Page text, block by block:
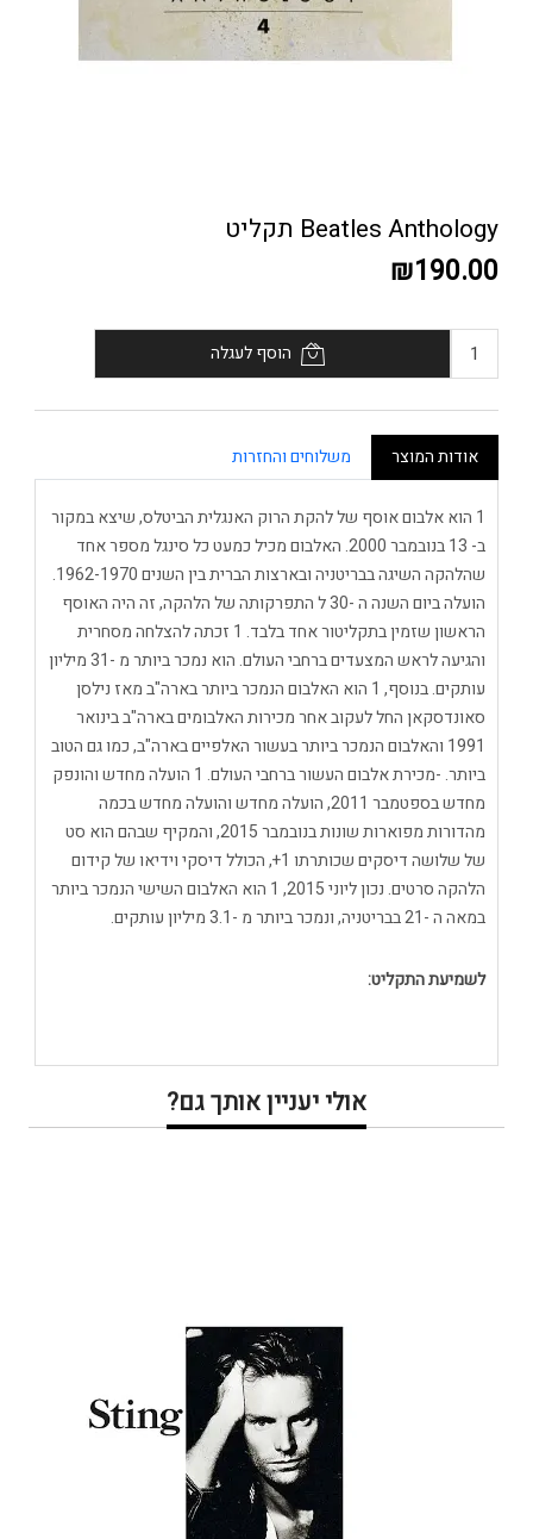
Beatles Anthology תקליט
₪190.00
הוסף לעגלה
אודות המוצר משלוחים והחזרות
1 הוא אלבום אוסף של להקת הרוק האנגלית הביטלס, שיצא במקור
ב- 13 בנובמבר 2000. האלבום מכיל כמעט כל סינגל מספר אחד
שהלהקה השיגה בבריטניה ובארצות הברית בין השנים 1962-1970.
הועלה ביום השנה ה -30 ל התפרקותה של הלהקה, זה היה האוסף
הראשון שזמין בתקליטור אחד בלבד. 1 זכתה להצלחה מסחרית
והגיעה לראש המצעדים ברחבי העולם. הוא נמכר ביותר מ -31 מיליון
עותקים. בנוסף, 1 הוא האלבום הנמכר ביותר בארה"ב מאז נילסן
סאונדסקאן החל לעקוב אחר מכירות האלבומים בארה"ב בינואר
1991 והאלבום הנמכר ביותר בעשור האלפיים בארה"ב, כמו גם הטוב
ביותר. -מכירת אלבום העשור ברחבי העולם. 1 הועלה מחדש והונפק
מחדש בספטמבר 2011, הועלה מחדש והועלה מחדש בכמה
מהדורות מפוארות שונות בנובמבר 2015, והמקיף שבהם הוא סט
של שלושה דיסקים שכותרתו 1+, הכולל דיסקי וידיאו של קידום
הלהקה סרטים. נכון ליוני 2015, 1 הוא האלבום השישי הנמכר ביותר
במאה ה -21 בבריטניה, ונמכר ביותר מ -3.1 מיליון עותקים.
לשמיעת התקליט:
אולי יעניין אותך גם?